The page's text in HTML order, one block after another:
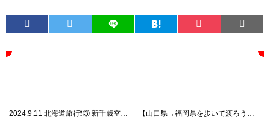
【山口県→福岡県を歩いて渡ろう！💪】#shorts #関門海峡 #人道トンネル
2024.9.11 北海道旅行❗️③ 新千歳空港から札幌のスープカレー屋『五◯堂』さんに行きます❗️🚗